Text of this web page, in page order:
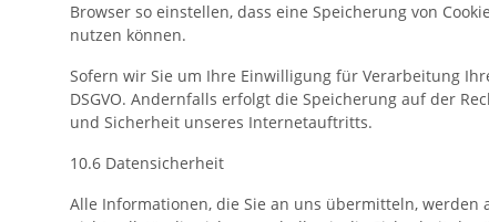
Browser so einstellen, dass eine Speicherung von
nutzen können.
Sofern wir Sie um Ihre Einwilligung für Verarbeitung
DSGVO. Andernfalls erfolgt die Speicherung auf der
und Sicherheit unseres Internetauftritts.
10.6 Datensicherheit
Alle Informationen, die Sie an uns übermitteln,